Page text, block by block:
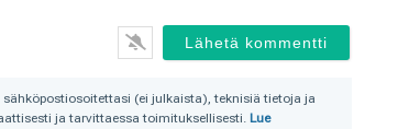
(ei julkaista), teknisiä tietoja ja
ja tarvittaessa toimituksellisesti.Lue